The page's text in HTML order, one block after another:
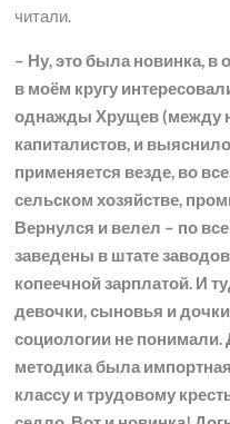
читали.
– Ну, это была новинка,
в моём кругу
однажды Хрущев (между
капиталистов, и
применяется везде, во
сельском хозяйстве,
Вернулся и велел – по
заведены в штате
копеечной зарплатой. И
девочки, сыновья и
социологии не понимали.
методика была
классу и трудовому